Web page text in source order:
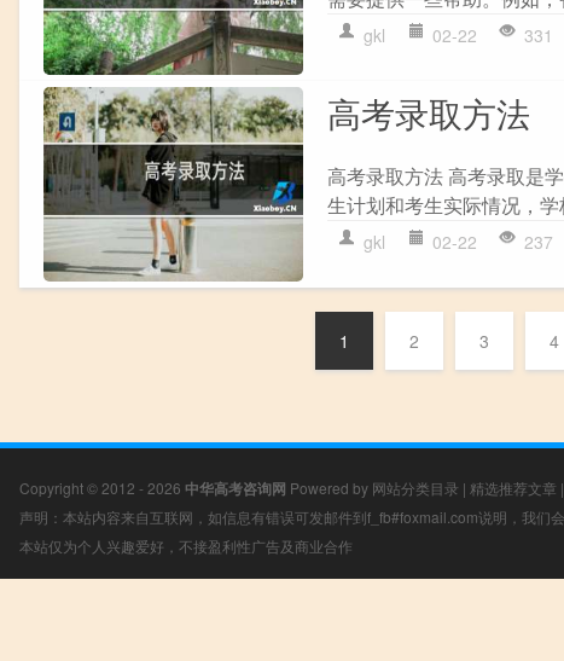
gkl 02-22 331
高考录取方法
高考录取方法 高考录取是
生计划和考生实际情况，
gkl 02-22 237
1 2 3 4
Copyright © 2012 - 2026 中华高考咨询网 Powered by 网站分类目录 | 精选推荐文章 |
声明：本站内容来自互联网，如信息有错误可发邮件到f_fb#foxmail.com说明，我们
本站仅为个人兴趣爱好，不接盈利性广告及商业合作